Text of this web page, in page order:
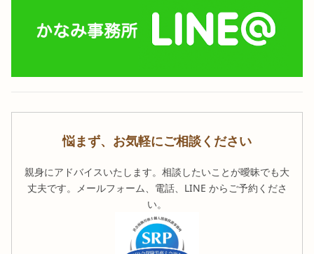
悩まず、お気軽にご相談ください
親身にアドバイスいたします。相談したいことが曖昧でも大
丈夫です。メールフォーム、電話、LINE からご予約くださ
い。